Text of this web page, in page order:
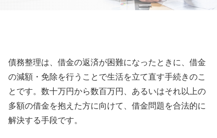
債務整理は、借金の返済が困難になったときに、借金
の減額・免除を行うことで生活を立て直す手続きのこ
とです。数十万円から数百万円、あるいはそれ以上の
多額の借金を抱えた方に向けて、借金問題を合法的に
解決する手段です。